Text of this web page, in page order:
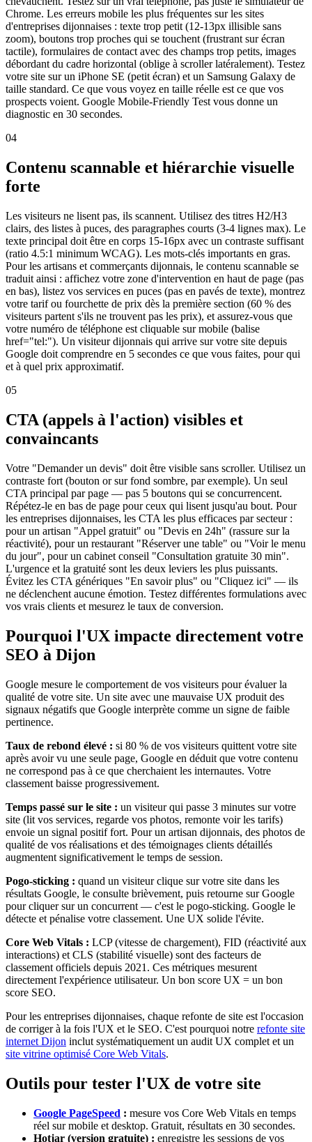
Chrome. Les erreurs mobile les plus fréquentes sur les sites
d'entreprises dijonnaises : texte trop petit (12-13px illisible sans
zoom), boutons trop proches qui se touchent (frustrant sur écran
tactile), formulaires de contact avec des champs trop petits, images
débordant du cadre horizontal (oblige à scroller latéralement). Testez
votre site sur un iPhone SE (petit écran) et un Samsung Galaxy de
taille standard. Ce que vous voyez en taille réelle est ce que vos
prospects voient. Google Mobile-Friendly Test vous donne un
diagnostic en 30 secondes.
04
Contenu scannable et hiérarchie visuelle
forte
Les visiteurs ne lisent pas, ils scannent. Utilisez des titres H2/H3
clairs, des listes à puces, des paragraphes courts (3-4 lignes max). Le
texte principal doit être en corps 15-16px avec un contraste suffisant
(ratio 4.5:1 minimum WCAG). Les mots-clés importants en gras.
Pour les artisans et commerçants dijonnais, le contenu scannable se
traduit ainsi : affichez votre zone d'intervention en haut de page (pas
en bas), listez vos services en puces (pas en pavés de texte), montrez
votre tarif ou fourchette de prix dès la première section (60 % des
visiteurs partent s'ils ne trouvent pas les prix), et assurez-vous que
votre numéro de téléphone est cliquable sur mobile (balise
href="tel:"). Un visiteur dijonnais qui arrive sur votre site depuis
Google doit comprendre en 5 secondes ce que vous faites, pour qui
et à quel prix approximatif.
05
CTA (appels à l'action) visibles et
convaincants
Votre "Demander un devis" doit être visible sans scroller. Utilisez un
contraste fort (bouton or sur fond sombre, par exemple). Un seul
CTA principal par page — pas 5 boutons qui se concurrencent.
Répétez-le en bas de page pour ceux qui lisent jusqu'au bout. Pour
les entreprises dijonnaises, les CTA les plus efficaces par secteur :
pour un artisan "Appel gratuit" ou "Devis en 24h" (rassure sur la
réactivité), pour un restaurant "Réserver une table" ou "Voir le menu
du jour", pour un cabinet conseil "Consultation gratuite 30 min".
L'urgence et la gratuité sont les deux leviers les plus puissants.
Évitez les CTA génériques "En savoir plus" ou "Cliquez ici" — ils
ne déclenchent aucune émotion. Testez différentes formulations avec
vos vrais clients et mesurez le taux de conversion.
Pourquoi l'UX impacte directement votre
SEO à Dijon
Google mesure le comportement de vos visiteurs pour évaluer la
qualité de votre site. Un site avec une mauvaise UX produit des
signaux négatifs que Google interprète comme un signe de faible
pertinence.
Taux de rebond élevé : si 80 % de vos visiteurs quittent votre site
après avoir vu une seule page, Google en déduit que votre contenu
ne correspond pas à ce que cherchaient les internautes. Votre
classement baisse progressivement.
Temps passé sur le site : un visiteur qui passe 3 minutes sur votre
site (lit vos services, regarde vos photos, remonte voir les tarifs)
envoie un signal positif fort. Pour un artisan dijonnais, des photos de
qualité de vos réalisations et des témoignages clients détaillés
augmentent significativement le temps de session.
Pogo-sticking : quand un visiteur clique sur votre site dans les
résultats Google, le consulte brièvement, puis retourne sur Google
pour cliquer sur un concurrent — c'est le pogo-sticking. Google le
détecte et pénalise votre classement. Une UX solide l'évite.
Core Web Vitals : LCP (vitesse de chargement), FID (réactivité aux
interactions) et CLS (stabilité visuelle) sont des facteurs de
classement officiels depuis 2021. Ces métriques mesurent
directement l'expérience utilisateur. Un bon score UX = un bon
score SEO.
Pour les entreprises dijonnaises, chaque refonte de site est l'occasion
de corriger à la fois l'UX et le SEO. C'est pourquoi notre refonte site
internet Dijon inclut systématiquement un audit UX complet et un
site vitrine optimisé Core Web Vitals.
Outils pour tester l'UX de votre site
Google PageSpeed : mesure vos Core Web Vitals en temps
réel sur mobile et desktop. Gratuit, résultats en 30 secondes.
Hotjar (version gratuite) : enregistre les sessions de vos